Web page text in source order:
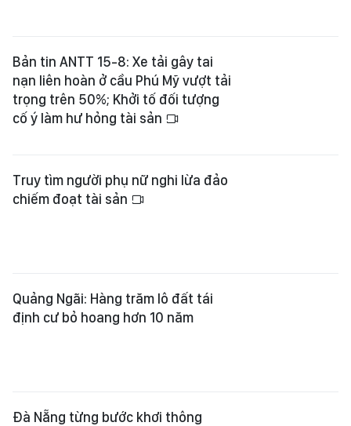
Bản tin ANTT 15-8: Xe tải gây tai
nạn liên hoàn ở cầu Phú Mỹ vượt tải
trọng trên 50%; Khởi tố đối tượng
cố ý làm hư hỏng tài sản
Truy tìm người phụ nữ nghi lừa đảo
chiếm đoạt tài sản
Quảng Ngãi: Hàng trăm lô đất tái
định cư bỏ hoang hơn 10 năm
Đà Nẵng từng bước khơi thông